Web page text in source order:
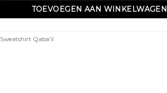
TOEVOEGEN AAN WINKELWAGEN
Sweatshirt Qaba'il